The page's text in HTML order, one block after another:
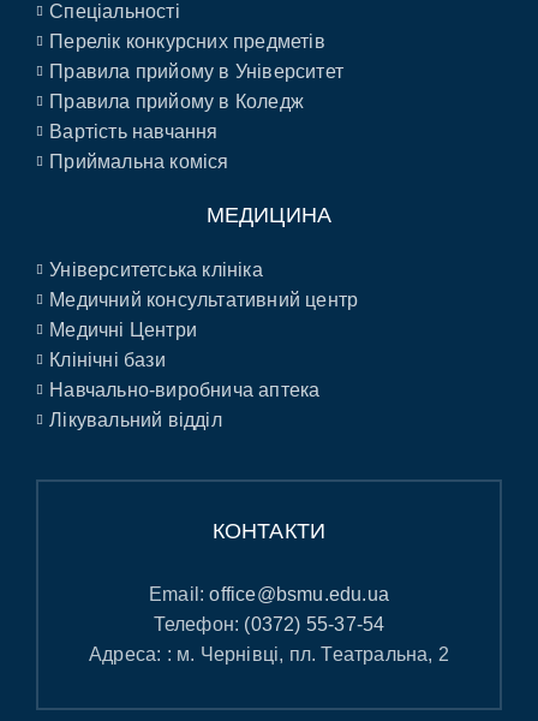
Спеціальності
Перелік конкурсних предметів
Правила прийому в Університет
Правила прийому в Коледж
Вартість навчання
Приймальна коміся
МЕДИЦИНА
Університетська клініка
Медичний консультативний центр
Медичні Центри
Клінічні бази
Навчально-виробнича аптека
Лікувальний відділ
КОНТАКТИ
Email:office@bsmu.edu.ua
Телефон: (0372) 55-37-54
Адреса: : м. Чернівці, пл. Театральна, 2